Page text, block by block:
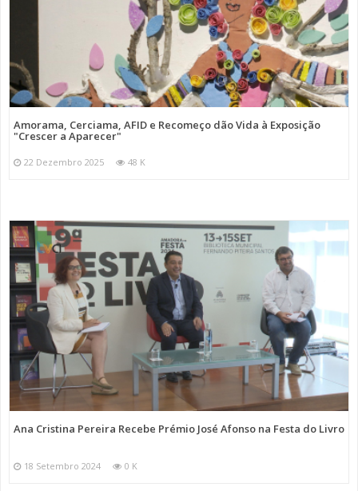
Amorama, Cerciama, AFID e Recomeço dão Vida à Exposição
"Crescer a Aparecer"
22 Dezembro 2025 48 K
Ana Cristina Pereira Recebe Prémio José Afonso na Festa do Livro
18 Setembro 2024 0 K